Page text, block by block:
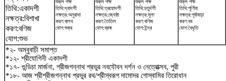
তিথি:একাদশী
নক্ষত্র:বিশাখা
করণ:বণিজ
যোগ:শুভ
শুক্ল পক্ষ
তিথি:দ্বাদশী
নক্ষত্র:অনুরাধা
করণ:বালব
যোগ:শুক্র
শুক্ল পক্ষ
তিথি:ত্রয়োদশী
নক্ষত্র:জ্যেষ্ঠা
করণ:তৈতিল
যোগ:ব্রহ্ম
শুক্ল পক্ষ
তিথি:চতুর্দশী
নক্ষত্র:মূলা
করণ:বণিজ
যোগ:ইন্দ্র
শুক্ল পক্ষ
তিথি:পূর্ণিমা
নক্ষত্র:পূর্বাষাঢ়া
করণ:বব
যোগ:বৈধৃতি
*২- অম্বুবাচী সমাপ্ত
*১২- শ্রীযোগিনী একাদশী
*১৭- গুন্ডিচা মার্জনা, শ্রীজগন্নাথ প্রভুর নবযৌবন দর্শন ও নেত্রোত্সব, পুরী
*১৮- আজ শ্রীশ্রীজগন্নাথ প্রভুর রথ/শ্রীস্বরূপ দামোদর গোস্বামির তিরোধান